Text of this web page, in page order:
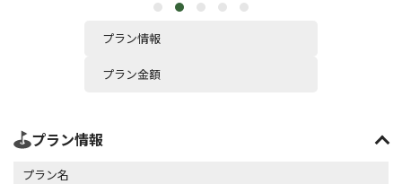
プラン情報
プラン金額
プラン情報
プラン名